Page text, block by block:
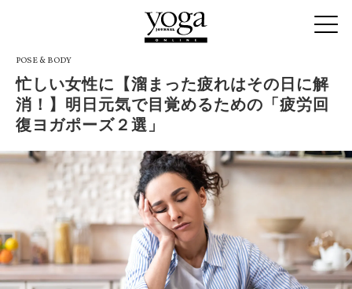
POSE & BODY
忙しい女性に【溜まった疲れはその日に解
消！】明日元気で目覚めるための「疲労回
復ヨガポーズ２選」